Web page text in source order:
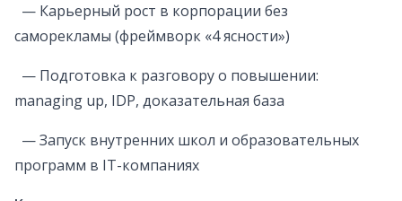
— Карьерный рост в корпорации без
саморекламы (фреймворк «4 ясности»)
— Подготовка к разговору о повышении:
managing up, IDP, доказательная база
— Запуск внутренних школ и образовательных
программ в IT-компаниях